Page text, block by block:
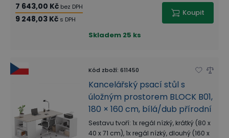
7 643,00 Kč bez DPH
9 248,03 Kč s DPH
Koupit
Skladem 25 ks
Kód zboží: 611450
Kancelářský psací stůl s
úložným prostorem BLOCK B01,
180 × 160 cm, bílá/dub přírodní
Sestavu tvoří: 1x regál nízký, krátký (80 x
40 x 71 cm), 1x regál nízký, dlouhý (160 x